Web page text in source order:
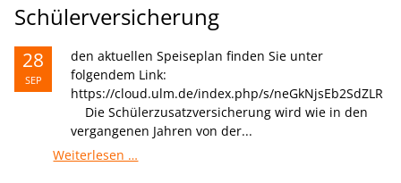
Schülerversicherung
28
SEP
den aktuellen Speiseplan finden Sie unter
folgendem Link:
https://cloud.ulm.de/index.php/s/neGkNjsEb2SdZLR
Die Schülerzusatzversicherung wird wie in den
vergangenen Jahren von der...
Weiterlesen …